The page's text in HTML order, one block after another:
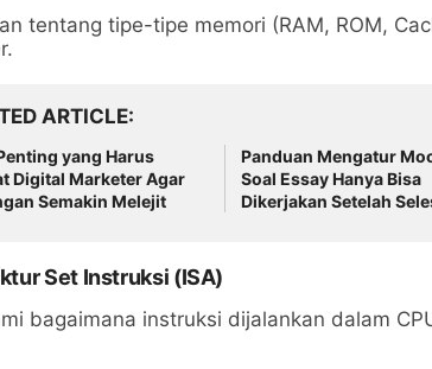
tentang tipe-tipe memori (RAM, ROM,
ARTICLE
yang Harus
Digital Marketer Agar
Semakin Melejit
Panduan Mengatur
Soal Essay Hanya Bisa
Dikerjakan Setelah
Set Instruksi (ISA)
bagaimana instruksi dijalankan dalam